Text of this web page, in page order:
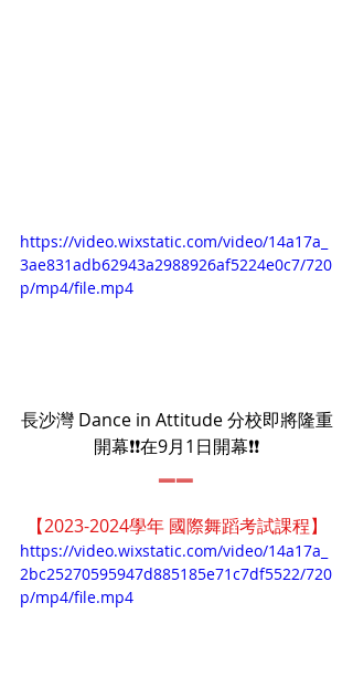
https://video.wixstatic.com/video/14a17a_
3ae831adb62943a2988926af5224e0c7/720
p/mp4/file.mp4
長沙灣 Dance in Attitude 分校即將隆重
開幕❗️❗️在9月1日開幕❗️❗️
▂▂
【2023-2024學年 國際舞蹈考試課程】
https://video.wixstatic.com/video/14a17a_
2bc25270595947d885185e71c7df5522/720
p/mp4/file.mp4